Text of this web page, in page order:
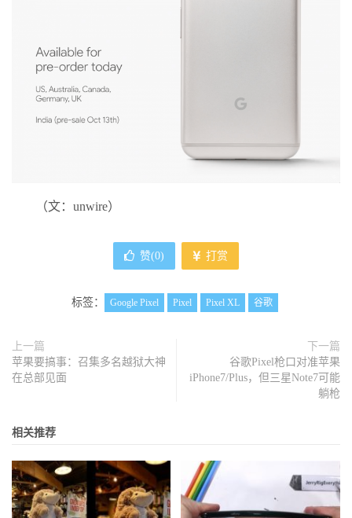
（文：unwire）
赞(0) 打赏
标签： Google Pixel Pixel Pixel XL 谷歌
上一篇
苹果要搞事：召集多名越狱大神
在总部见面
下一篇
谷歌Pixel枪口对准苹果
iPhone7/Plus，但三星Note7可能
躺枪
相关推荐